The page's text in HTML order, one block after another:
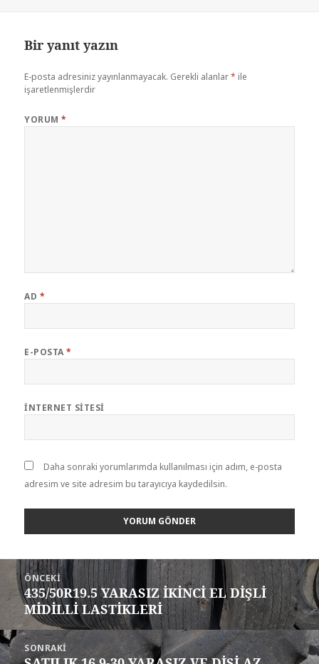
Bir yanıt yazın
E-posta adresiniz yayınlanmayacak. Gerekli alanlar* ile
işaretlenmişlerdir
YORUM*
AD *
E-POSTA*
İNTERNET SITESI
Daha sonraki yorumlarımda kullanılması için adım, e-posta
adresim ve site adresim bu tarayıcıya kaydedilsin.
Yazı
gezinmesi
ÖNCEKI
Önceki
yazı:
435/50R19.5 YARASIZ İKİNCİ EL DİŞLİ
MİDİLLİ LASTİKLERİ
SONRAKI